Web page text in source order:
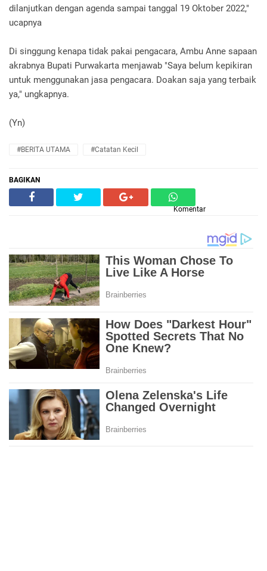
dilanjutkan dengan agenda sampai tanggal 19 Oktober 2022,"
ucapnya
Di singgung kenapa tidak pakai pengacara, Ambu Anne sapaan
akrabnya Bupati Purwakarta menjawab "Saya belum kepikiran
untuk menggunakan jasa pengacara. Doakan saja yang terbaik
ya," ungkapnya.
(Yn)
#BERITA UTAMA #Catatan Kecil
BAGIKAN
Komentar